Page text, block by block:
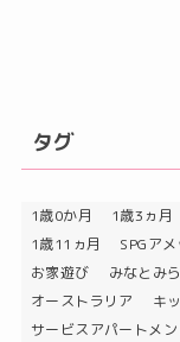
タグ
1歳0か月 1歳3ヵ月
1歳11ヵ月
SPGア
お家遊び
みなとみ
オーストラリア
キ
サービスアパートメン